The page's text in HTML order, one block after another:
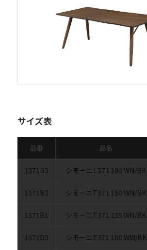
サイズ表
品番 品名
1371B3 シモーニT371 180 WN/BK
1371B2 シモーニT371 150 WN/BK
1371B1 シモーニT371 135 WN/BK
1371D3 シモーニT371 180 WW/BK